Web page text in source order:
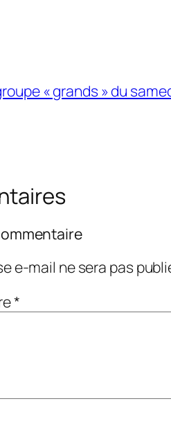
« grands » du
e-mail ne sera pas
*